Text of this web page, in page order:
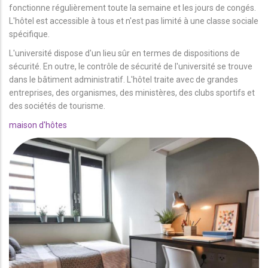
fonctionne régulièrement toute la semaine et les jours de congés.
L'hôtel est accessible à tous et n'est pas limité à une classe sociale
spécifique.
L'université dispose d'un lieu sûr en termes de dispositions de
sécurité. En outre, le contrôle de sécurité de l'université se trouve
dans le bâtiment administratif. L'hôtel traite avec de grandes
entreprises, des organismes, des ministères, des clubs sportifs et
des sociétés de tourisme.
maison d'hôtes